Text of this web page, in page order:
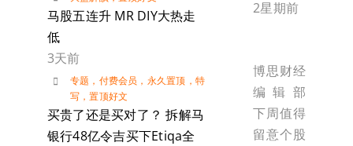
马股五连升 MR DIY大热走
低
3天前
专题 ， 付费会员 ， 永久置顶 ， 特
写 ，置顶好文
买贵了还是买对了？ 拆解马
银行48亿令吉买下Etiqa全
2星期前
博思财经
编辑部
下周值得
留意个股